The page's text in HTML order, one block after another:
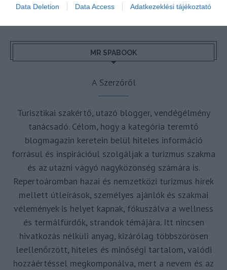
Data Deletion Data Access Adatkezeklési tájékoztató
ÚJRANYITÁS
MR SPABOOK
A Szerzőről
Turisztikai szakértő, utazó blogger, vendégélmény
tanácsadó. Célom, hogy a kategória teremtő
blogmagazin keretein belül hiteles információ
forrásul és inspirációul szolgáljak a turizmus szakma
és az utazni vágyó nagyközönség számára is.
Repertoáromban hazai és nemzetközi turizmus hírek
mellett útleírások, személyes ajánlók és szakmai
vélemények is helyet kapnak, fókuszálva a wellness
és termálfürdők, strandok témájára. Itt nincsen
hivatkozás nélküli anyag, kizárólag többszörösen
leellenőrzött, hiteles és minőségi tartalom, valódi
hozzáértéssel megkomponálva, mert a nevem és az